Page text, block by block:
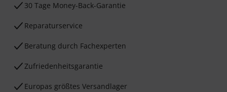
30 Tage Money-Back-Garantie
Reparaturservice
Beratung durch Fachexperten
Zufriedenheitsgarantie
Europas größtes Versandlager